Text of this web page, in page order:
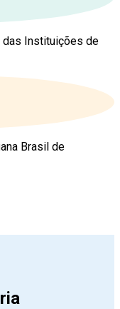
das Instituições de
Brasil de